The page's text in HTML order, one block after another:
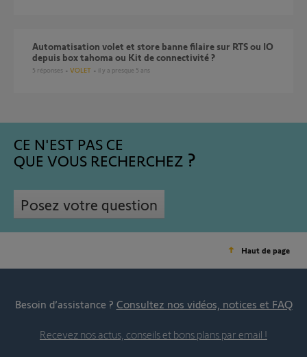
Automatisation volet et store banne filaire sur RTS ou IO
depuis box tahoma ou Kit de connectivité ?
5 réponses VOLET il y a presque 5 ans
CE N'EST PAS CE
QUE VOUS RECHERCHEZ
Posez votre question
Haut de page
Besoin d’assistance ? Consultez nos vidéos, notices et FAQ
Recevez nos actus, conseils et bons plans par email !